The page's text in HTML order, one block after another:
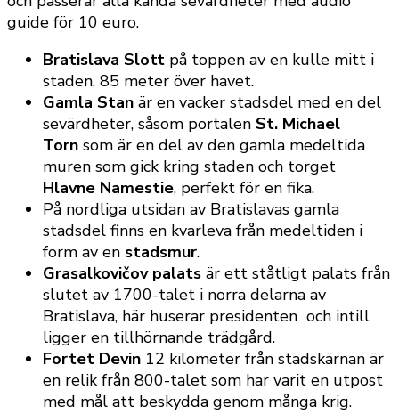
guide för 10 euro.
Bratislava Slott på toppen av en kulle mitt i
staden, 85 meter över havet.
Gamla Stan är en vacker stadsdel med en del
sevärdheter, såsom portalen St. Michael
Torn som är en del av den gamla medeltida
muren som gick kring staden och torget
Hlavne Namestie, perfekt för en fika.
På nordliga utsidan av Bratislavas gamla
stadsdel finns en kvarleva från medeltiden i
form av en stadsmur.
Grasalkovičov palats är ett ståtligt palats från
slutet av 1700-talet i norra delarna av
Bratislava, här huserar presidenten och intill
ligger en tillhörnande trädgård.
Fortet Devin 12 kilometer från stadskärnan är
en relik från 800-talet som har varit en utpost
med mål att beskydda genom många krig.